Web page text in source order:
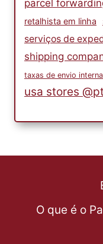
parcel
retalhista em linha
serviços de
shipping
taxas de envio
usa stores
O que é o